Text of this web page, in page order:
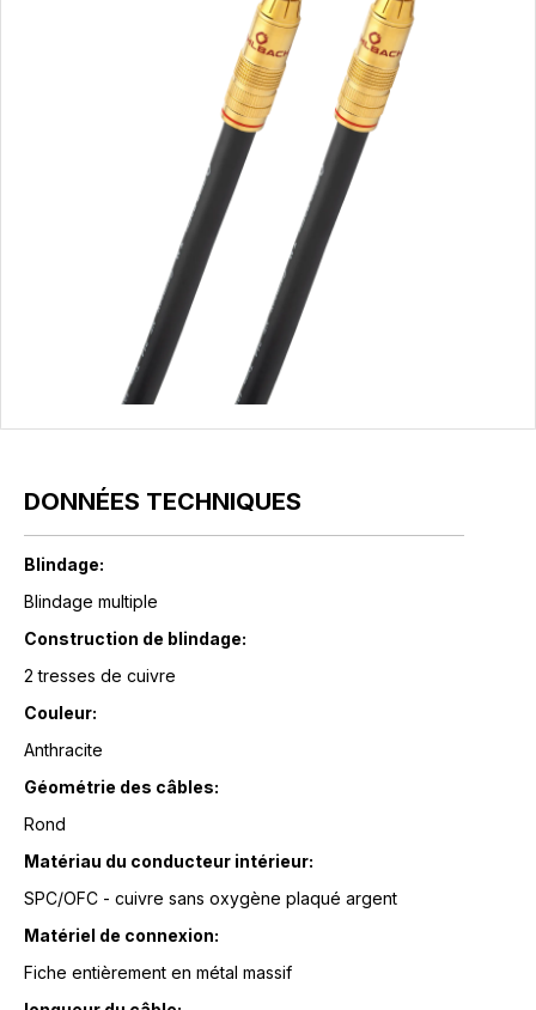
DONNÉES TECHNIQUES
Blindage:
Blindage multiple
Construction de blindage:
2 tresses de cuivre
Couleur:
Anthracite
Géométrie des câbles:
Rond
Matériau du conducteur intérieur:
SPC/OFC - cuivre sans oxygène plaqué argent
Matériel de connexion:
Fiche entièrement en métal massif